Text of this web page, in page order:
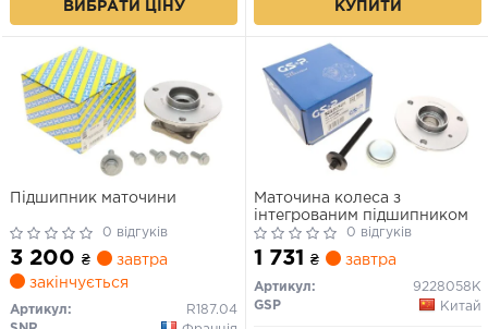
ВИБРАТИ ЦІНУ КУПИТИ
Підшипник маточини
0 відгуків
3 200 ₴
завтра
закінчується
Артикул:
R187.04
Маточина колеса з
інтегрованим підшипником
0 відгуків
1 731 ₴ завтра
Артикул:
9228058K
GSP
Китай